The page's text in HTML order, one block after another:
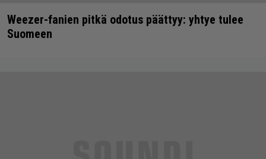
Weezer-fanien pitkä odotus päättyy: yhtye tulee
Suomeen